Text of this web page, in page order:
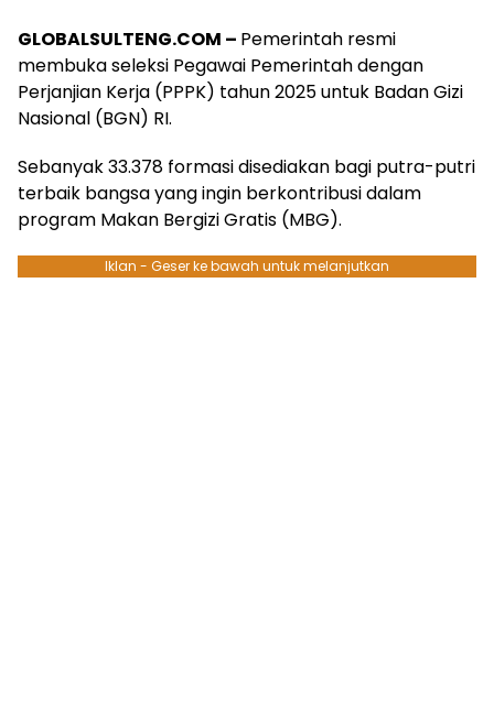
GLOBALSULTENG.COM – Pemerintah resmi
membuka seleksi Pegawai Pemerintah dengan
Perjanjian Kerja (PPPK) tahun 2025 untuk Badan Gizi
Nasional (BGN) RI.
Sebanyak 33.378 formasi disediakan bagi putra-putri
terbaik bangsa yang ingin berkontribusi dalam
program Makan Bergizi Gratis (MBG).
Iklan - Geser ke bawah untuk melanjutkan